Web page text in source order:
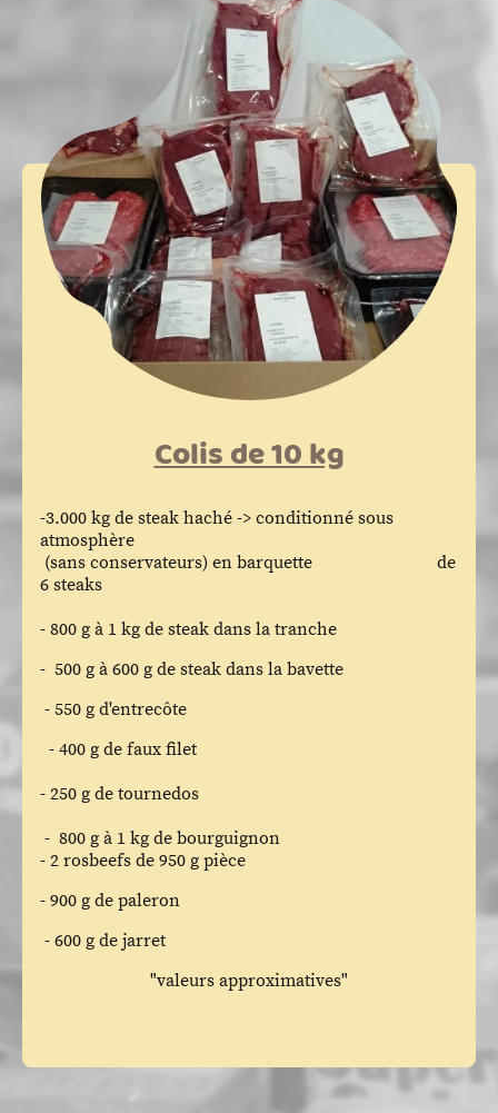
Colis de 10 kg
-3.000 kg de steak haché -> conditionné sous
atmosphère
(sans conservateurs) en barquette de
6 steaks
- 800 g à 1 kg de steak dans la tranche
- 500 g à 600 g de steak dans la bavette
- 550 g d'entrecôte
- 400 g de faux filet
- 250 g de tournedos
- 800 g à 1 kg de bourguignon
- 2 rosbeefs de 950 g pièce
- 900 g de paleron
- 600 g de jarret
"valeurs approximatives"